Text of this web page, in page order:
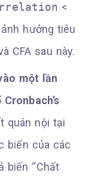
<
hưởng tiêu
CFA sau này.
một lần
Cronbach’s
quán nội tại
biến của các
biến “Chất